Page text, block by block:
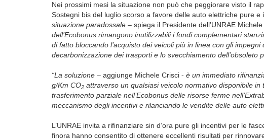
Nei prossimi mesi la situazione non può che peggiorare visto il
Sostegni bis del luglio scorso a favore delle auto elettriche pure
situazione paradossale – spiega il Presidente dell’UNRAE
dell’Ecobonus rimangono inutilizzabili i fondi complementari
di fatto bloccando l’acquisto dei veicoli più in linea con gli impegni
decarbonizzazione dei trasporti e lo svecchiamento dell’obsoleto
“La soluzione – aggiunge Michele Crisci - è un immediato
g/Km CO2 attraverso un qualsiasi veicolo normativo disponibile
trasferimento parziale nell’Ecobonus delle risorse ferme
meccanismo degli incentivi e rilanciando le vendite delle auto
L’UNRAE invita a rifinanziare sin d’ora pure gli incentivi per le
finora hanno consentito di ottenere eccellenti risultati per